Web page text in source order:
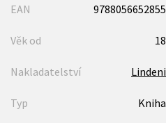
EAN 9788056652855
Věk od 18
Nakladatelství Lindeni
Typ Kniha